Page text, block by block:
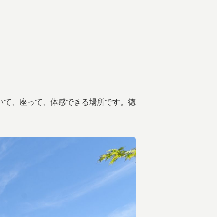
、座って、体感できる場所です。徳